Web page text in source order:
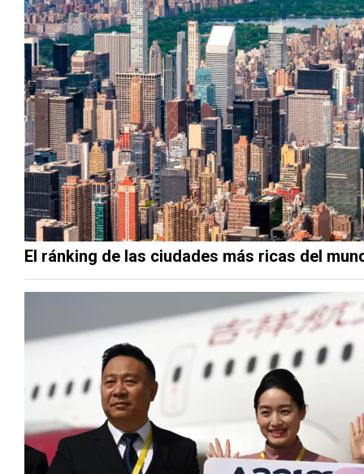
El ránking de las ciudades más ricas del